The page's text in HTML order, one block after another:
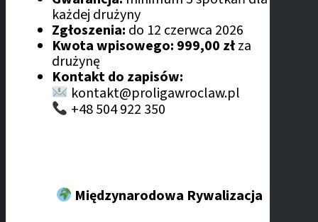
każdej drużyny
Zgłoszenia: do 12 czerwca 2026
Kwota wpisowego: 999,00 złza
drużynę
Kontakt do zapisów:
kontakt@proligawroclaw.pl
+48 504 922 350
Międzynarodowa Rywalizacja